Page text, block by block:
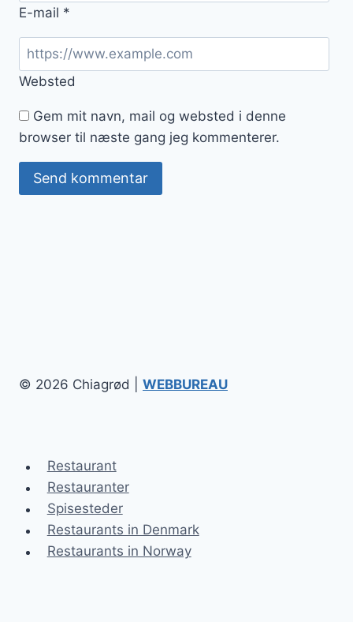
E-mail *
Websted
Gem mit navn, mail og websted i denne
browser til næste gang jeg kommenterer.
© 2026 Chiagrød | WEBBUREAU
Restaurant
Restauranter
Spisesteder
Restaurants in Denmark
Restaurants in Norway